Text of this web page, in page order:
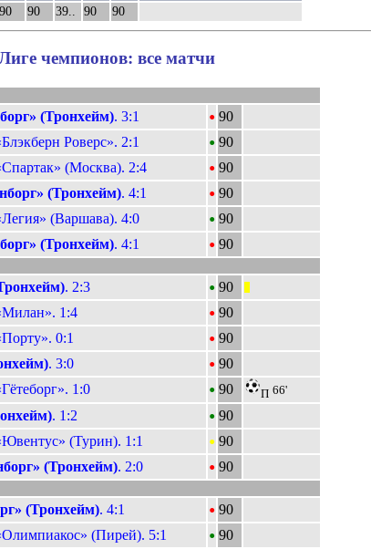
90 90 39.. 90 90
чемпионов: все матчи
(Тронхейм). 3:1 • 90
Роверс». 2:1 • 90
(Москва). 2:4 • 90
(Тронхейм). 4:1 • 90
(Варшава). 4:0 • 90
(Тронхейм). 4:1 • 90
. 2:3 • 90
1:4 • 90
0:1 • 90
. 3:0 • 90
1:0 • 90 П 66'
. 1:2 • 90
(Турин). 1:1 • 90
(Тронхейм). 2:0 • 90
(Тронхейм). 4:1 • 90
(Пирей). 5:1 • 90